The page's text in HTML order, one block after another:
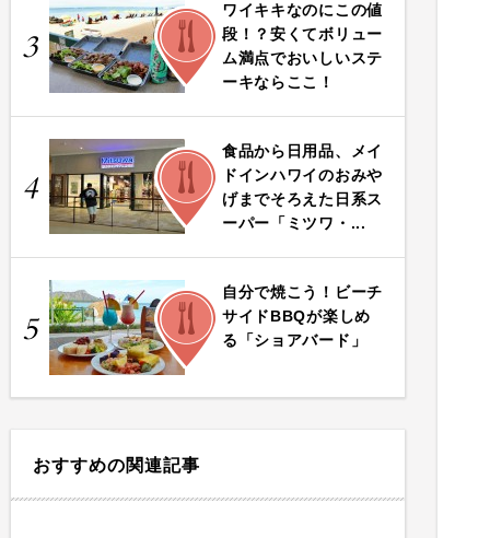
3
FOOD
ワイキキなのにこの値
段！？安くてボリュー
ム満点でおいしいステ
ーキならここ！
4
FOOD
食品から日用品、メイ
ドインハワイのおみや
げまでそろえた日系ス
ーパー「ミツワ・...
5
FOOD
自分で焼こう！ビーチ
サイドBBQが楽しめ
る「ショアバード」
おすすめの関連記事